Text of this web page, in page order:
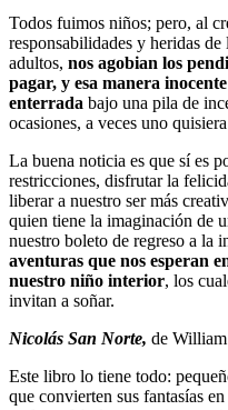
Todos fuimos niños; pero, al
responsabilidades y heridas
adultos, nos agobian los
pagar, y esa manera
enterrada bajo una pila de
ocasiones, a veces uno
La buena noticia es que sí es
restricciones, disfrutar la
liberar a nuestro ser más
quien tiene la imaginación de
nuestro boleto de regreso a la
aventuras que nos esperan
nuestro niño interior, los
invitan a soñar.
Nicolás San Norte, de
Este libro lo tiene todo:
que convierten sus fantasías